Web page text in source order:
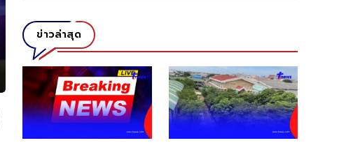
ข่าวล่าสุด